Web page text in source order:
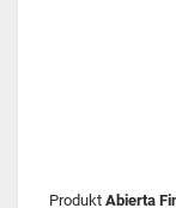
Produkt Abierta